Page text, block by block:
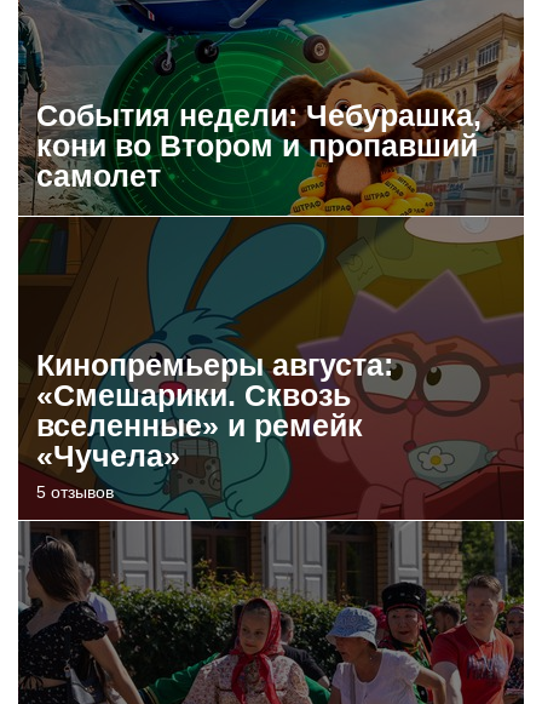
События недели: Чебурашка,
кони во Втором и пропавший
самолет
Кинопремьеры августа:
«Смешарики. Сквозь
вселенные» и ремейк
«Чучела»
5 отзывов